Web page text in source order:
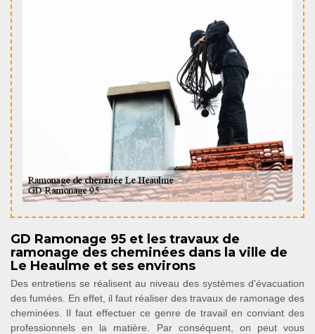
GD Ramonage 95 et les travaux de
ramonage des cheminées dans la ville de
Le Heaulme et ses environs
Des entretiens se réalisent au niveau des systèmes d'évacuation
des fumées. En effet, il faut réaliser des travaux de ramonage des
cheminées. Il faut effectuer ce genre de travail en conviant des
professionnels en la matière. Par conséquent, on peut vous